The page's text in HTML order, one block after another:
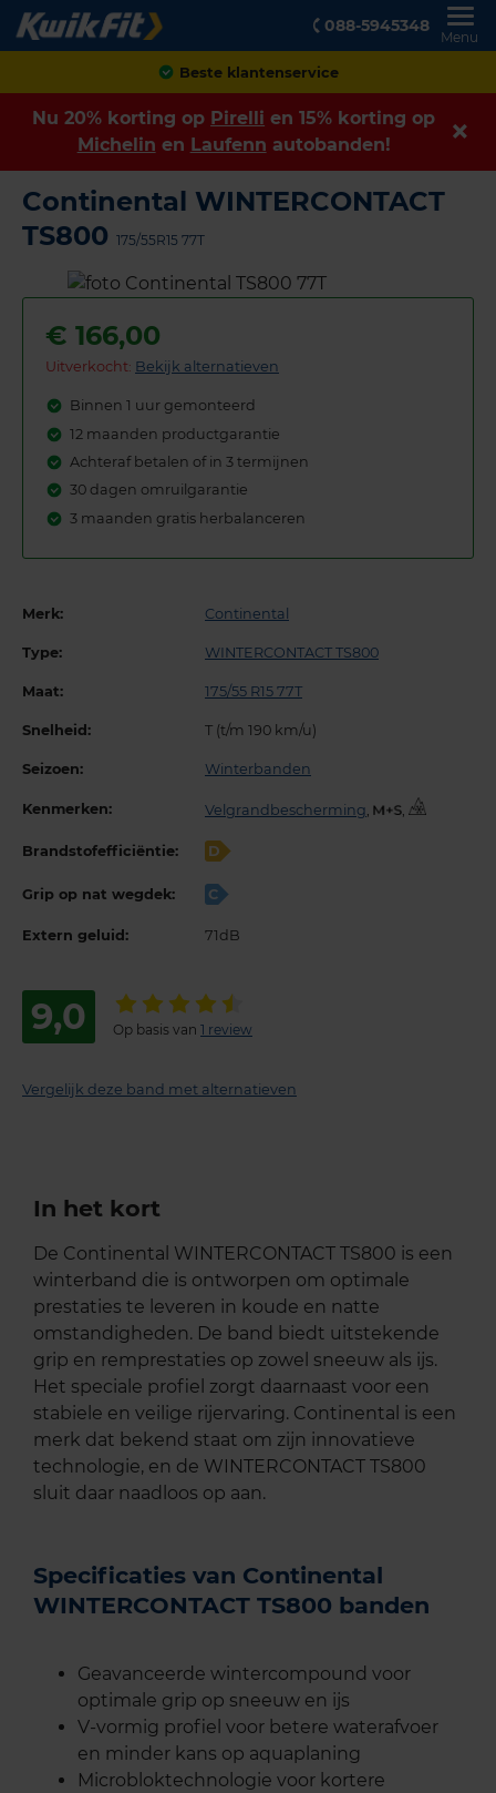
088-5945348
Menu
Achteraf betalen
Nu 20% korting op Pirelli en 15% korting op
Michelin en Laufenn autobanden!
Continental WINTERCONTACT
TS800 175/55R15 77T
€ 166,00
Uitverkocht: Bekijk alternatieven
Binnen 1 uur gemonteerd
12 maanden productgarantie
Achteraf betalen of in 3 termijnen
30 dagen omruilgarantie
3 maanden gratis herbalanceren
Merk: Continental
Type: WINTERCONTACT TS800
Maat: 175/55 R15 77T
Snelheid: T (t/m 190 km/u)
Seizoen: Winterbanden
Kenmerken: Velgrandbescherming, ,
Brandstofefficiëntie: D
Grip op nat wegdek: C
Extern geluid: 71dB
9,0 Op basis van 1 review
Vergelijk deze band met alternatieven
In het kort
De Continental WINTERCONTACT TS800 is een
winterband die is ontworpen om optimale
prestaties te leveren in koude en natte
omstandigheden. De band biedt uitstekende
grip en remprestaties op zowel sneeuw als ijs.
Het speciale profiel zorgt daarnaast voor een
stabiele en veilige rijervaring. Continental is een
merk dat bekend staat om zijn innovatieve
technologie, en de WINTERCONTACT TS800
sluit daar naadloos op aan.
Specificaties van Continental
WINTERCONTACT TS800 banden
Geavanceerde wintercompound voor
optimale grip op sneeuw en ijs
V-vormig profiel voor betere waterafvoer
en minder kans op aquaplaning
Microbloktechnologie voor kortere